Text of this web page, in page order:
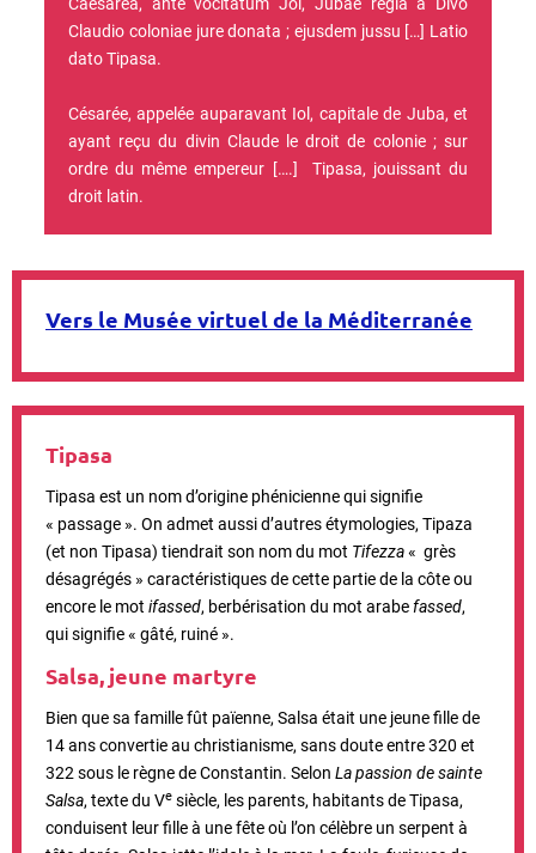
Claudio coloniae jure donata ; ejusdem jussu […] Latio
dato Tipasa.
Césarée, appelée auparavant Iol, capitale de Juba, et
ayant reçu du divin Claude le droit de colonie ; sur
ordre du même empereur [….] Tipasa, jouissant du
droit latin.
Vers le Musée virtuel de la Méditerranée
Tipasa
Tipasa est un nom d’origine phénicienne qui signifie
« passage ». On admet aussi d’autres étymologies, Tipaza
(et non Tipasa) tiendrait son nom du mot Tifezza« grès
désagrégés » caractéristiques de cette partie de la côte ou
encore le mot ifassed, berbérisation du mot arabefassed,
qui signifie « gâté, ruiné ».
Salsa, jeune martyre
Bien que sa famille fût païenne, Salsa était une jeune fille de
14 ans convertie au christianisme, sans doute entre 320 et
322 sous le règne de Constantin. Selon La passion de sainte
Salsa, texte du Ve siècle, les parents, habitants de Tipasa,
conduisent leur fille à une fête où l’on célèbre un serpent à